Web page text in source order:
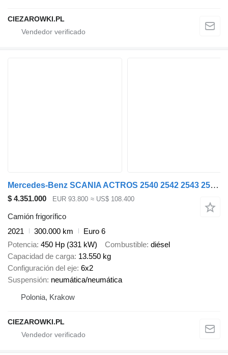
CIEZAROWKI.PL
Mercedes-Benz SCANIA ACTROS 2540 2542 2543 2545 G 440 REFRIGERATOR LIKE NEW!
$ 4.351.000 EUR 93.800 ≈ US$ 108.400
Camión frigorífico
2021
300.000 km
Euro 6
Potencia 450 Hp (331 kW) Combustible diésel
Capacidad de carga 13.550 kg
Configuración del eje 6x2
Suspensión neumática/neumática
Polonia, Krakow
CIEZAROWKI.PL